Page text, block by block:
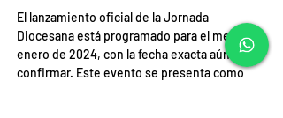
El lanzamiento oficial de la Jornada
Diocesana está programado para el mes de
enero de 2024, con la fecha exacta aún por
confirmar. Este evento se presenta como